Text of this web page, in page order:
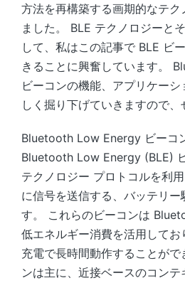
方法を再構築する画期的なテク
ました。 BLE テクノロジーと
して、私はこの記事で BLE ビ
きることに興奮しています。
ビーコンの機能、アプリケー
しく掘り下げていきますので、
Bluetooth Low Energy ビーコ
Bluetooth Low Energy (BLE)
テクノロジー プロトコルを利
に信号を送信する、バッテリ
す。 これらのビーコンは
低エネルギー消費を活用してお
充電で長時間動作することがで
ンは主に、近接ベースのコンテ